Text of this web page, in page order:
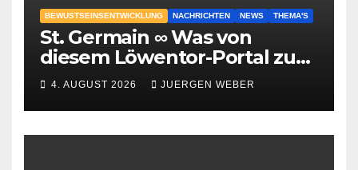
BEWUSTSEINSENTWICKLUNG NACHRICHTEN NEWS THEMA'S
St. Germain ∞ Was von
diesem Löwentor-Portal zu
erwarten ist
4. AUGUST 2026 JUERGEN WEBER